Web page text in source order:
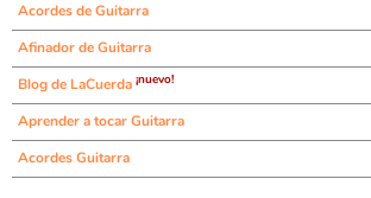
Acordes de Guitarra
Afinador de Guitarra
Blog de LaCuerda ¡nuevo!
Aprender a tocar Guitarra
Acordes Guitarra